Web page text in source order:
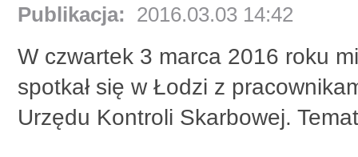
Publikacja: 2016.03.03 14:42
W czwartek 3 marca 2016 roku
spotkał się w Łodzi z
Urzędu Kontroli Skarbowej.